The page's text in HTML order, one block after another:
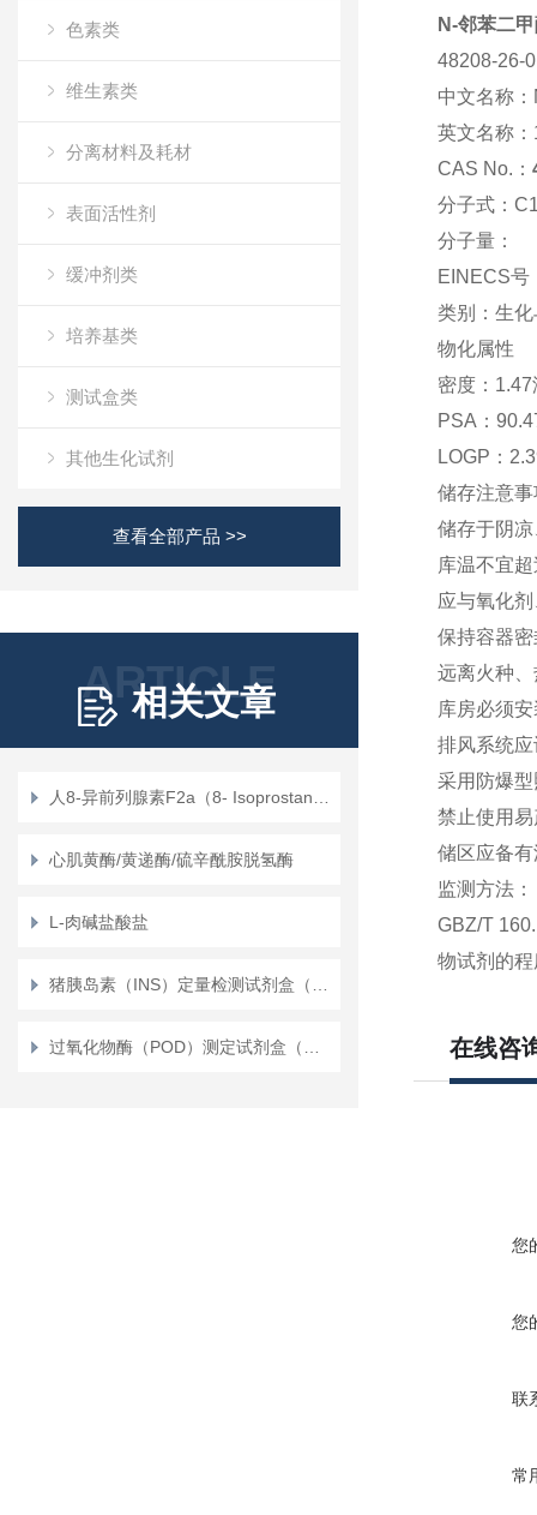
色素类
维生素类
分离材料及耗材
表面活性剂
缓冲剂类
培养基类
测试盒类
其他生化试剂
查看全部产品 >>
ARTICLE
相关文章
心肌黄酶/黄递酶/硫辛酰胺脱氢酶
L-肉碱盐酸盐
N-邻苯二
48208-26-
中文名称：
英文名称：
CAS No.：
分子式：
分子量：
EINECS号
类别： 生
物化属性
密度： 1.47
PSA：
LOGP：
储存注意事
储存于阴
库温不宜
应与氧化
保持容器密
远离火种
库房必须
排风系统
采用防爆
禁止使用
储区应备
监测方法：
GBZ/T
物试剂的
在线咨
您
您
联
常